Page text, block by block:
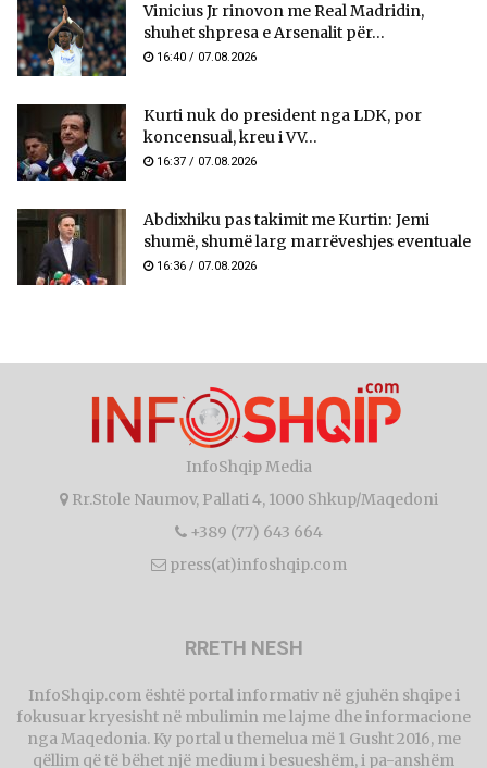
Vinicius Jr rinovon me Real Madridin,
shuhet shpresa e Arsenalit për...
16:40 / 07.08.2026
Kurti nuk do president nga LDK, por
koncensual, kreu i VV...
16:37 / 07.08.2026
Abdixhiku pas takimit me Kurtin: Jemi
shumë, shumë larg marrëveshjes eventuale
16:36 / 07.08.2026
InfoShqip Media
Rr.Stole Naumov, Pallati 4, 1000 Shkup/Maqedoni
+389 (77) 643 664
press(at)infoshqip.com
RRETH NESH
InfoShqip.com është portal informativ në gjuhën shqipe i
fokusuar kryesisht në mbulimin me lajme dhe informacione
nga Maqedonia. Ky portal u themelua më 1 Gusht 2016, me
qëllim që të bëhet një medium i besueshëm, i pa-anshëm